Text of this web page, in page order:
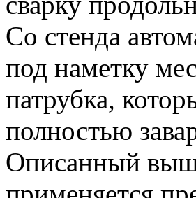
Со стенда
под наметку
патрубка,
полностью
Описанный